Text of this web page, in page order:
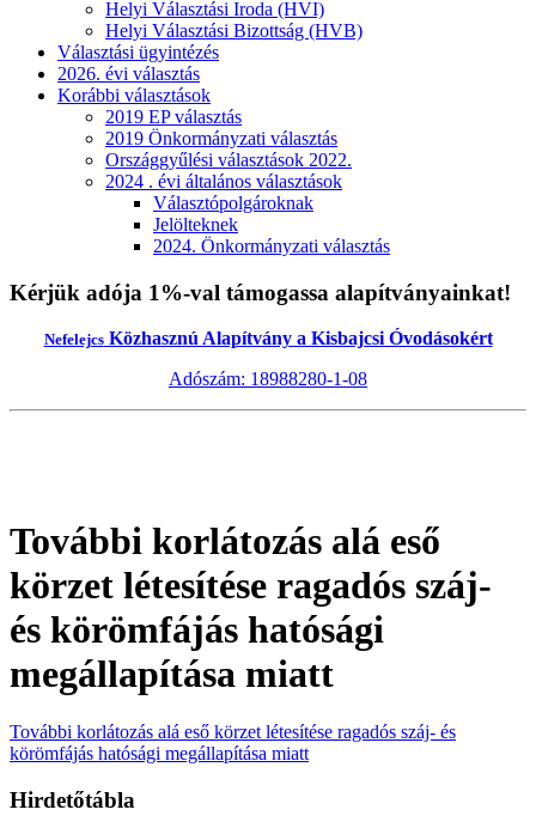
Helyi Választási Iroda (HVI)
Helyi Választási Bizottság (HVB)
Választási ügyintézés
2026. évi választás
Korábbi választások
2019 EP választás
2019 Önkormányzati választás
Országgyűlési választások 2022.
2024 . évi általános választások
Választópolgároknak
Jelölteknek
2024. Önkormányzati választás
Kérjük adója 1%-val támogassa alapítványainkat!
NefelejcsKözhasznú Alapítvány a Kisbajcsi Óvodásokért
Adószám: 18988280-1-08
További korlátozás alá eső
körzet létesítése ragadós száj-
és körömfájás hatósági
megállapítása miatt
További korlátozás alá eső körzet létesítése ragadós száj- és
körömfájás hatósági megállapítása miatt
Hirdetőtábla